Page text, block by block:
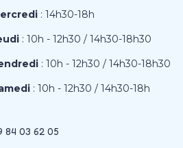
: 14h30-18h
: 10h - 12h30 / 14h30-18h30
: 10h - 12h30 / 14h30-18h30
: 10h - 12h30 / 14h30-18h
84 03 62 05